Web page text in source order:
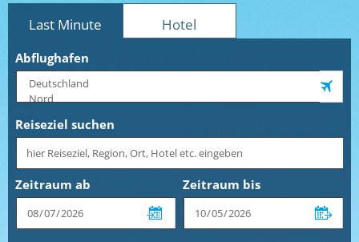
Last Minute Hotel
Abflughafen
Reiseziel suchen
Zeitraum ab Zeitraum bis